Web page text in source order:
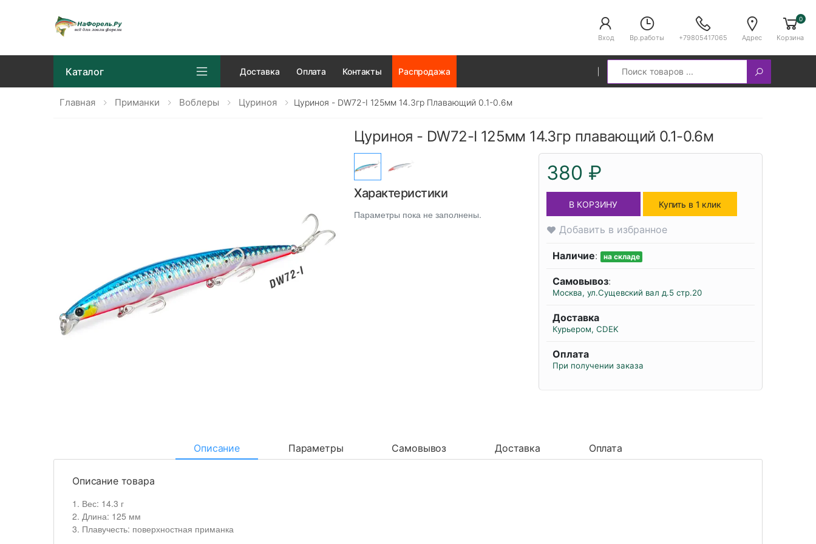
Вход Вр.работы +79805417065 Адрес
0
Корзина
Каталог Доставка Оплата Контакты Распродажа
Search
Главная Приманки Воблеры Цуриноя Цуриноя - DW72-I 125мм 14.3гр Плавающий 0.1-0.6м
Цуриноя - DW72-I 125мм 14.3гр плавающий 0.1-0.6м
Характеристики
Параметры пока не заполнены.
380 ₽
В КОРЗИНУ Купить в 1 клик
Добавить в избранное
Наличие: на складе
Самовывоз:
Москва, ул.Сущевский вал д.5 стр.20
Доставка
Курьером, CDEK
Оплата
При получении заказа
Описание Параметры Самовывоз Доставка Оплата
Описание товара
1. Вес: 14.3 г
2. Длина: 125 мм
3. Плавучесть: поверхностная приманка